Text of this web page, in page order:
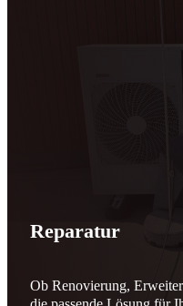
🌬️☀️ Mehr
Reparatur
Ob Renovierung,